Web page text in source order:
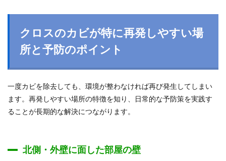
クロスのカビが特に再発しやすい場
所と予防のポイント
一度カビを除去しても、環境が整わなければ再び発生してしまい
ます。再発しやすい場所の特徴を知り、日常的な予防策を実践す
ることが長期的な解決につながります。
北側・外壁に面した部屋の壁